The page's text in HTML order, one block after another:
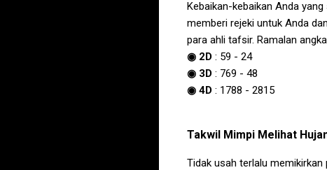
Kebaikan-kebaikan Anda
memberi rejeki untuk Anda
para ahli tafsir. Ramalan
◉ 2D : 59 - 24
◉ 3D : 769 - 48
◉ 4D : 1788 - 2815
Takwil Mimpi Melihat
Tidak usah terlalu